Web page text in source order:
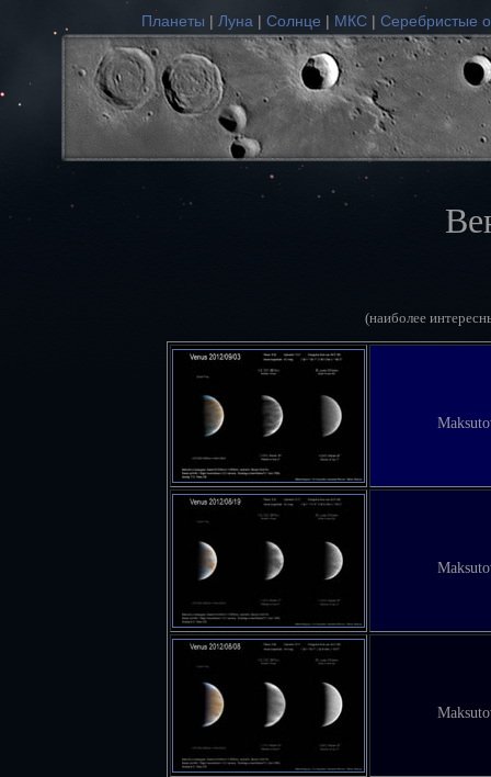
Планеты | Луна | Солнце | МКС | Серебристые
(наиболее